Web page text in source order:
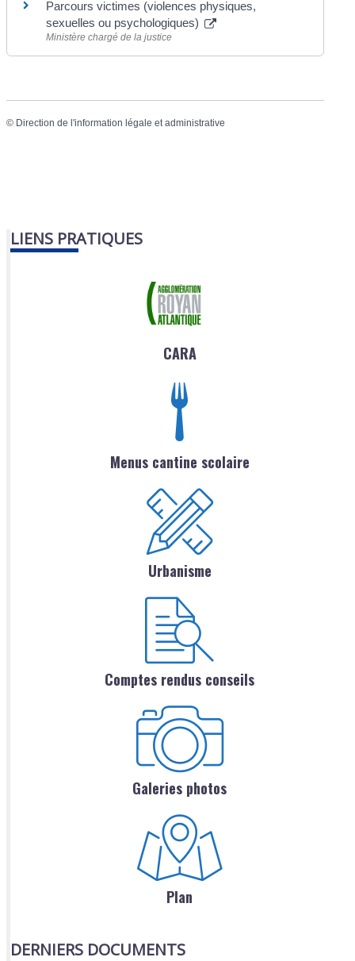
Parcours victimes (violences physiques,
sexuelles ou psychologiques)
Ministère chargé de la justice
© Direction de l'information légale et administrative
LIENS PRATIQUES
CARA
Menus cantine scolaire
Urbanisme
Comptes rendus conseils
Galeries photos
Plan
DERNIERS DOCUMENTS